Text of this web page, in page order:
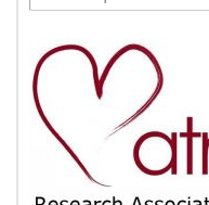
por: